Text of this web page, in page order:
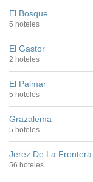
El Bosque
5 hoteles
El Gastor
2 hoteles
El Palmar
5 hoteles
Grazalema
5 hoteles
Jerez De La Frontera
56 hoteles